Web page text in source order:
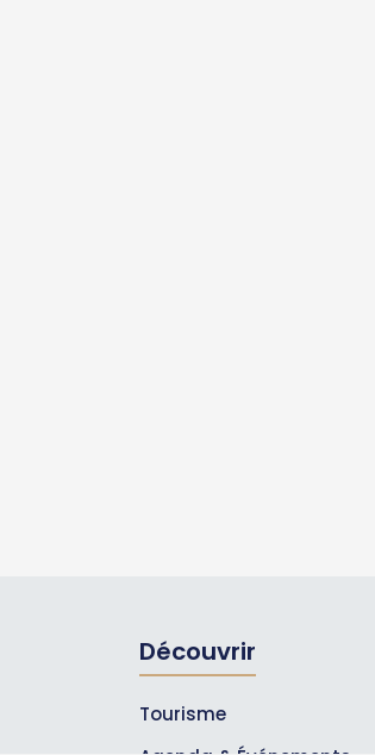
Découvrir
Tourisme